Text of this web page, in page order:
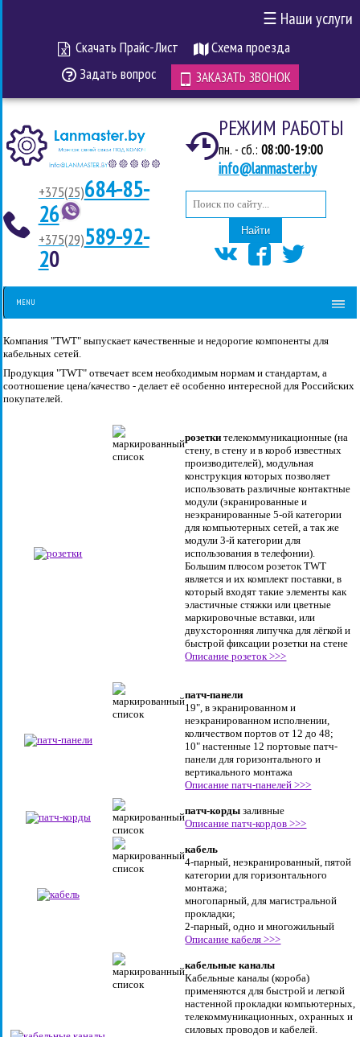
☰ Наши услуги
Скачать Прайс-Лист
Схема проезда
Задать вопрос
ЗАКАЗАТЬ ЗВОНОК
РЕЖИМ РАБОТЫ
пн. - сб.: 08:00-19:00
info@lanmaster.by
+375(25)684-85-
26
+375(29)589-92-
20
Найти
MENU
Компания "TWT" выпускает качественные и недорогие компоненты для
кабельных сетей.
Продукция "TWT" отвечает всем необходимым нормам и стандартам, а
соотношение цена/качество - делает её особенно интересной для Российских
покупателей.
розеткителекоммуникационные (на
стену, в стену и в короб известных
производителей), модульная
конструкция которых позволяет
использовать различные контактные
модули (экранированные и
неэкранированные 5-ой категории
для компьютерных сетей, а так же
модули 3-й категории для
использования в телефонии).
Большим плюсом розеток TWT
является и их комплект поставки, в
который входят такие элементы как
эластичные стяжки или цветные
маркировочные вставки, или
двухсторонняя липучка для лёгкой и
быстрой фиксации розетки на стене
Описание розеток >>>
патч-панели
19", в экранированном и
неэкранированном исполнении,
количеством портов от 12 до 48;
10" настенные 12 портовые патч-
панели для горизонтального и
вертикального монтажа
Описание патч-панелей >>>
патч-кордызаливные
Описание патч-кордов >>>
кабель
4-парный, неэкранированный, пятой
категории для горизонтального
монтажа;
многопарный, для магистральной
прокладки;
2-парный, одно и многожильный
Описание кабеля >>>
кабельные каналы
Кабельные каналы (короба)
применяются для быстрой и легкой
настенной прокладки компьютерных,
телекоммуникационных, охранных и
силовых проводов и кабелей.